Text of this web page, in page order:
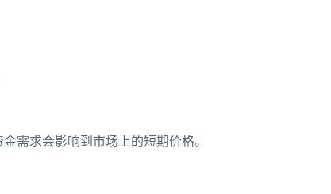
需求会影响到市场上的短期价格。